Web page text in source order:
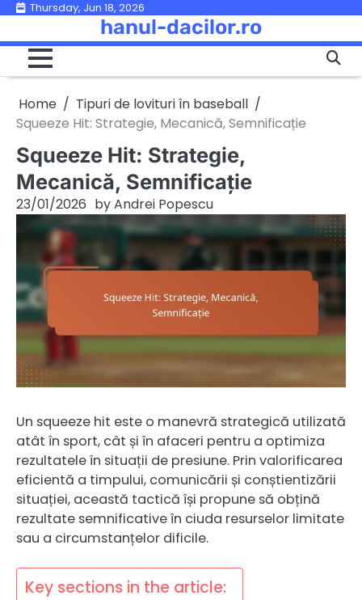
Skip
content
Thursday, Jun 18, 2026
hanul-dacilor.ro
Home
Tipuri de lovituri în baseball
Squeeze Hit: Strategie, Mecanică, Semnificație
Squeeze Hit: Strategie,
Mecanică, Semnificație
23/01/2026 byAndrei Popescu
Un squeeze hit este o manevră strategică utilizată
atât în sport, cât și în afaceri pentru a optimiza
rezultatele în situații de presiune. Prin valorificarea
eficientă a timpului, comunicării și conștientizării
situației, această tactică își propune să obțină
rezultate semnificative în ciuda resurselor limitate
sau a circumstanțelor dificile.
Key sections in the article: